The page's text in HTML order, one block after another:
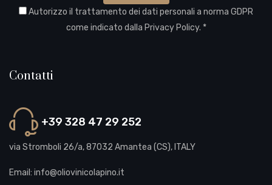
Autorizzo il trattamento dei dati personali a norma GDPR
come indicato dalla Privacy Policy. *
Contatti
+39 328 47 29 252
via Stromboli 26/a, 87032 Amantea (CS), ITALY
Email: info@oliovinicolapino.it